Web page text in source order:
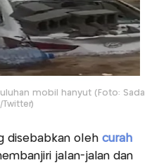
mobil hanyut (Foto: Sada
Twitter)
disebabkan oleh curah
jalan-jalan dan